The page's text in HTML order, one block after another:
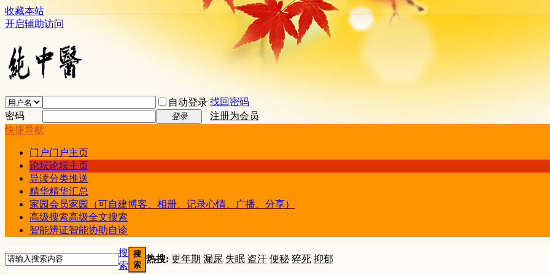
收藏本站
开启辅助访问
自动登录 找回密码
密码
登录
注册为会员
快捷导航
门户门户主页
论坛论坛主页
导读分类推送
精华精华汇总
家园会员家园（可自建博客、相册、记录心情、广播、分享）
高级搜索高级全文搜索
智能辨证智能协助自诊
搜
索
搜
索
热搜: 更年期 漏尿 失眠 盗汗 便秘 猝死 抑郁